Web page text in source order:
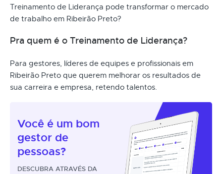
Treinamento de Liderança pode transformar o mercado
de trabalho em Ribeirão Preto?
Pra quem é o Treinamento de Liderança?
Para gestores, líderes de equipes e profissionais em
Ribeirão Preto que querem melhorar os resultados de
sua carreira e empresa, retendo talentos.
Você é um bom
gestor de
pessoas?
DESCUBRA ATRAVÉS DA